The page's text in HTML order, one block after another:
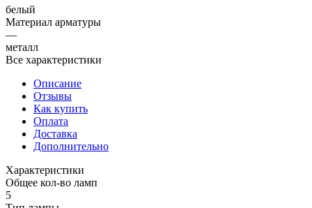
белый
Материал арматуры
—
металл
Все характеристики
Описание
Отзывы
Как купить
Оплата
Доставка
Дополнительно
Характеристики
Общее кол-во ламп
5